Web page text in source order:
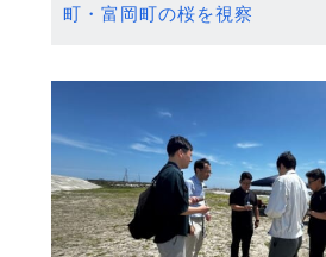
町・富岡町の桜を視察